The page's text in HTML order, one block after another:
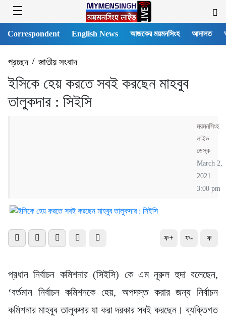
Correspondent English News আজকের ময়মনসিংহ আদালত
প্রচ্ছদ/ জাতীয় সংবাদ
ইসিকে হেয় করতে সবই করছেন মাহবুব
তালুকদার : সিইসি
ময়মনসিংহ
লাইভ
ডেস্ক
March 2,
2021
3:00 pm
ফ+ ফ- ফ
প্রধান নির্বাচন কমিশনার (সিইসি) কে এম নূরুল হুদা বলেছেন,
‘বর্তমান নির্বাচন কমিশনকে হেয়, অপদস্ত করার জন্য নির্বাচন
কমিশনার মাহবুব তালুকদার যা করা দরকার সবই করছেন। ব্যক্তিগত